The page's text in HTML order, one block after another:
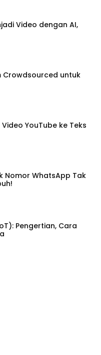
Video dengan AI,
Crowdsourced untuk
YouTube ke Teks
Nomor WhatsApp Tak
Pengertian, Cara